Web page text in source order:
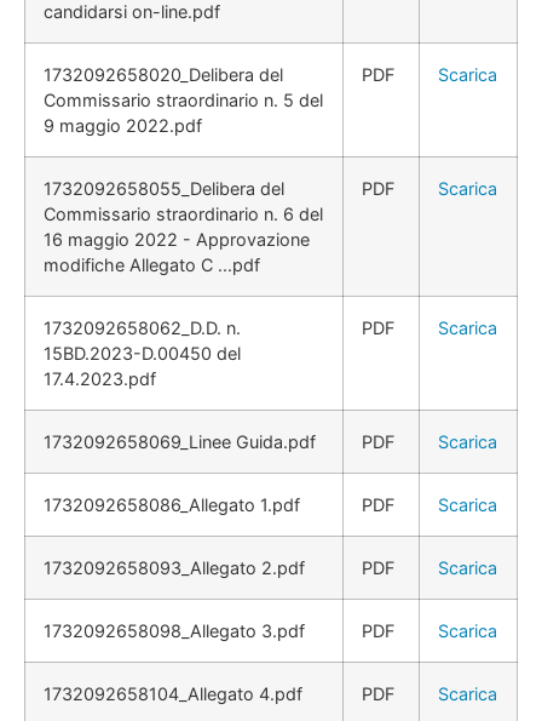
candidarsi on-line.pdf
1732092658020_Delibera del
Commissario straordinario n. 5 del
9 maggio 2022.pdf
PDF Scarica
1732092658055_Delibera del
Commissario straordinario n. 6 del
16 maggio 2022 - Approvazione
modifiche Allegato C ...pdf
PDF Scarica
1732092658062_D.D. n.
15BD.2023-D.00450 del
17.4.2023.pdf
PDF Scarica
1732092658069_Linee Guida.pdf PDF Scarica
1732092658086_Allegato 1.pdf PDF Scarica
1732092658093_Allegato 2.pdf PDF Scarica
1732092658098_Allegato 3.pdf PDF Scarica
1732092658104_Allegato 4.pdf PDF Scarica